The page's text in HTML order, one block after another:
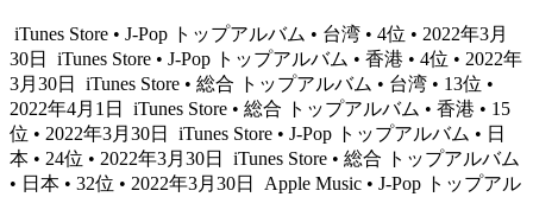
iTunes Store • J-Pop トップアルバム • 台湾 • 4位 • 2022年3月
30日
iTunes Store • J-Pop トップアルバム • 香港 • 4位 • 2022年
3月30日
iTunes Store • 総合 トップアルバム • 台湾 • 13位 •
2022年4月1日
iTunes Store • 総合 トップアルバム • 香港 • 15
位 • 2022年3月30日
iTunes Store • J-Pop トップアルバム • 日
本 • 24位 • 2022年3月30日
iTunes Store • 総合 トップアルバム
• 日本 • 32位 • 2022年3月30日
Apple Music • J-Pop トップアル